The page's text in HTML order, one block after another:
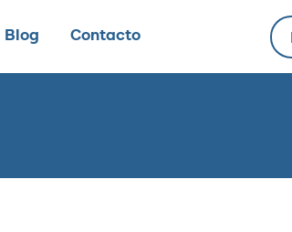
Blog Contacto